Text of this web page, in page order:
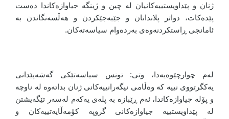
ژنان و پێداویستییەکانیان لە چین و ژینگە جیاوازەکاندا دەست
پێدەکات، دواتر پلاندانان و جێبەجێکردن و هەڵسەنگاندن بە
ئامانجی ڕاستکردنەوەی بەردەوام سیاسەتەکان.
لەم چوارچێوەیەدا، وتی: تونس سیاسەتێکی گەشەپێدانی
یەکگرتووی نییە کە وەڵامی نیگەرانییەکانی ژنان بداتەوە لە ناوچە
و پۆلە جیاوازەکاندا، ئەم ڕێبازە بە پلەی یەکەم لەسەر تێگەیشتن
لە پێداویستییە جیاوازەکانی گروپە کۆمەڵایەتییەکان و